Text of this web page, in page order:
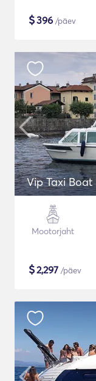
$396 /päev
Vip Taxi Boat
Mootorjaht
$2,297 /päev